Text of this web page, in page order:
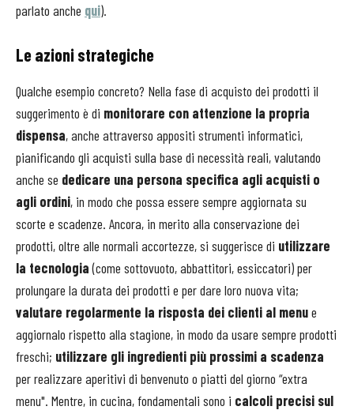
parlato anche qui).
Le azioni strategiche
Qualche esempio concreto? Nella fase di acquisto dei prodotti il
suggerimento è di monitorare con attenzione la propria
dispensa, anche attraverso appositi strumenti informatici,
pianificando gli acquisti sulla base di necessità reali, valutando
anche se dedicare una persona specifica agli acquisti o
agli ordini, in modo che possa essere sempre aggiornata su
scorte e scadenze. Ancora, in merito alla conservazione dei
prodotti, oltre alle normali accortezze, si suggerisce di utilizzare
la tecnologia(come sottovuoto, abbattitori, essiccatori) per
prolungare la durata dei prodotti e per dare loro nuova vita;
valutare regolarmente la risposta dei clienti al menue
aggiornalo rispetto alla stagione, in modo da usare sempre prodotti
freschi; utilizzare gli ingredienti più prossimi a scadenza
per realizzare aperitivi di benvenuto o piatti del giorno “extra
menu". Mentre, in cucina, fondamentali sono i calcoli precisi sul